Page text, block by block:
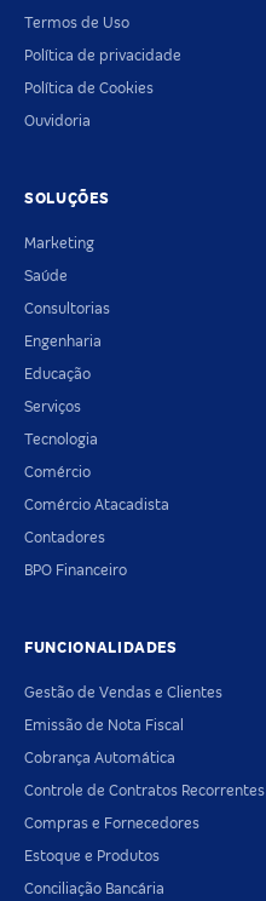
Termos de Uso
Política de privacidade
Política de Cookies
Ouvidoria
SOLUÇÕES
Marketing
Saúde
Consultorias
Engenharia
Educação
Serviços
Tecnologia
Comércio
Comércio Atacadista
Contadores
BPO Financeiro
FUNCIONALIDADES
Gestão de Vendas e Clientes
Emissão de Nota Fiscal
Cobrança Automática
Controle de Contratos Recorrentes
Compras e Fornecedores
Estoque e Produtos
Conciliação Bancária